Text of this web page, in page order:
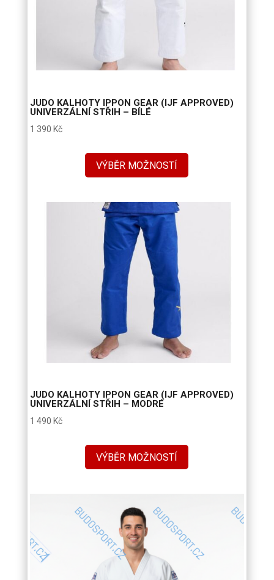
JUDO KALHOTY IPPON GEAR (IJF APPROVED)
UNIVERZÁLNÍ STŘIH – BÍLÉ
1 390 Kč
VÝBĚR MOŽNOSTÍ
JUDO KALHOTY IPPON GEAR (IJF APPROVED)
UNIVERZÁLNÍ STŘIH – MODRÉ
1 490 Kč
VÝBĚR MOŽNOSTÍ